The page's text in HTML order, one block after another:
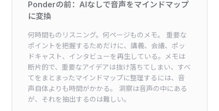
Ponderの前：AIなしで音声をマインドマップ
に変換
何時間ものリスニング。何ページものメモ。 重要な
ポイントを把握するためだけに、講義、会議、ポッ
ドキャスト、インタビューを再生している。メモは
断片的で、重要なアイデアは抜け落ちてしまい、すべ
てをまとまったマインドマップに整理するには、音
声自体よりも時間がかかる。 洞察は音声の中にある
が、それを抽出するのは難しい。